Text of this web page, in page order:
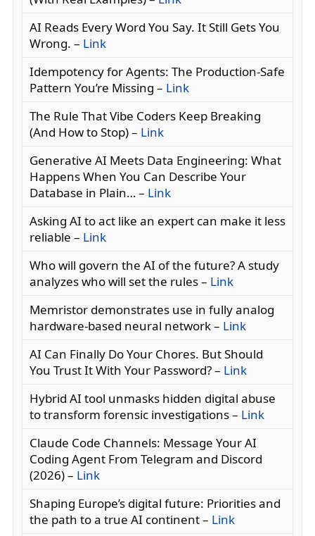
AI Reads Every Word You Say. It Still Gets You
Wrong. – Link
Idempotency for Agents: The Production-Safe
Pattern You’re Missing – Link
The Rule That Vibe Coders Keep Breaking
(And How to Stop) – Link
Generative AI Meets Data Engineering: What
Happens When You Can Describe Your
Database in Plain… – Link
Asking AI to act like an expert can make it less
reliable – Link
Who will govern the AI of the future? A study
analyzes who will set the rules – Link
Memristor demonstrates use in fully analog
hardware-based neural network – Link
AI Can Finally Do Your Chores. But Should
You Trust It With Your Password? – Link
Hybrid AI tool unmasks hidden digital abuse
to transform forensic investigations – Link
Claude Code Channels: Message Your AI
Coding Agent From Telegram and Discord
(2026) – Link
Shaping Europe’s digital future: Priorities and
the path to a true AI continent – Link